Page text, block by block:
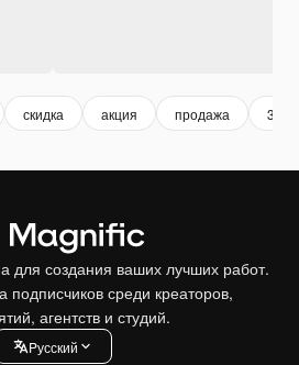
скидка акция продажа 3d
для создания ваших лучших работ.
среди креаторов,
агентств и студий.
Pусский